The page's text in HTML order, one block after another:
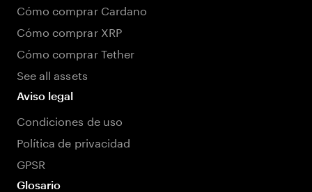
Cómo comprar Cardano
Cómo comprar XRP
Cómo comprar Tether
See all assets
Aviso legal
Condiciones de uso
Política de privacidad
GPSR
Glosario